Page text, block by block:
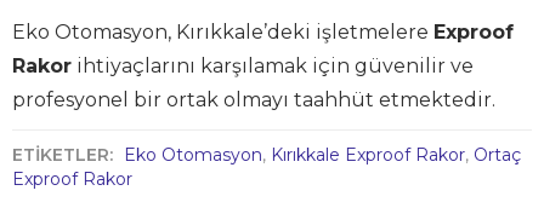
Eko Otomasyon, Kırıkkale’deki işletmelere Exproof
Rakor ihtiyaçlarını karşılamak için güvenilir ve
profesyonel bir ortak olmayı taahhüt etmektedir.
ETİKETLER: Eko Otomasyon, Kırıkkale Exproof Rakor, Ortaç
Exproof Rakor